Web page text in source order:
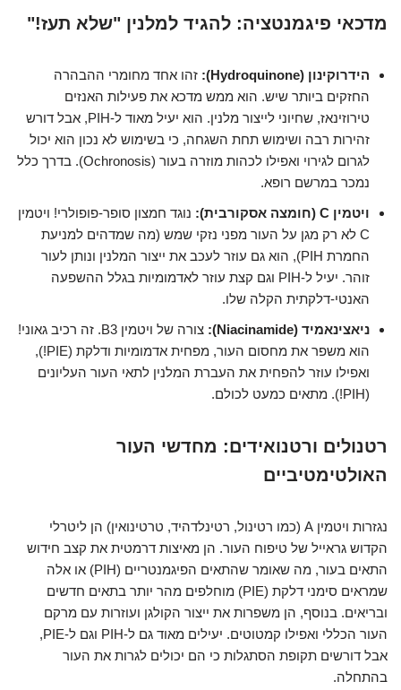
מדכאי פיגמנטציה: להגיד למלנין "שלא תעז!"
הידרוקינון (Hydroquinone):
זהו אחד מחומרי ההבהרה
החזקים ביותר שיש. הוא ממש מדכא את פעילות האנזים
טירוזינאז, שחיוני לייצור מלנין. הוא יעיל מאוד ל-PIH, אבל דורש
זהירות רבה ושימוש תחת השגחה, כי בשימוש לא נכון הוא יכול
לגרום לגירוי ואפילו לכהות מוזרה בעור (Ochronosis). בדרך כלל
נמכר במרשם רופא.
ויטמין C (חומצה אסקורבית):
נוגד חמצון סופר-פופולרי! ויטמין
C לא רק מגן על העור מפני נזקי שמש (מה שמדהים למניעת
החמרת PIH), הוא גם עוזר לעכב את ייצור המלנין ונותן לעור
זוהר. יעיל ל-PIH וגם קצת עוזר לאדמומיות בגלל ההשפעה
האנטי-דלקתית הקלה שלו.
ניאצינאמיד (Niacinamide):
צורה של ויטמין B3. זה רכיב גאוני!
הוא משפר את מחסום העור, מפחית אדמומיות ודלקת (PIE!),
ואפילו עוזר להפחית את העברת המלנין לתאי העור העליונים
(PIH!). מתאים כמעט לכולם.
רטנולים ורטנואידים: מחדשי העור
האולטימטיביים
נגזרות ויטמין A (כמו רטינול, רטינלדהיד, טרטינואין) הן ליטרלי
הקדוש גראייל של טיפוח העור. הן מאיצות דרמטית את קצב חידוש
התאים בעור, מה שאומר שהתאים הפיגמנטריים (PIH) או אלה
שמראים סימני דלקת (PIE) מוחלפים מהר יותר בתאים חדשים
ובריאים. בנוסף, הן משפרות את ייצור הקולגן ועוזרות עם מרקם
העור הכללי ואפילו קמטוטים. יעילים מאוד גם ל-PIH וגם ל-PIE,
אבל דורשים תקופת הסתגלות כי הם יכולים לגרות את העור
בהתחלה.